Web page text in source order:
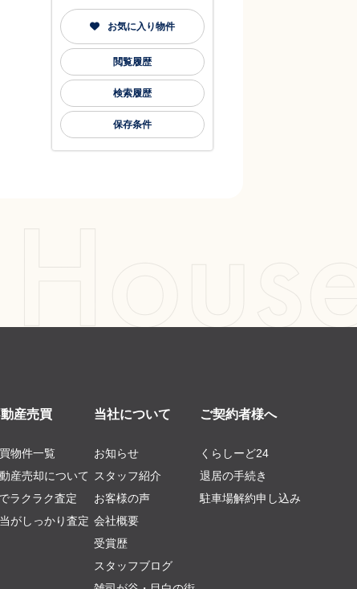
お気に入り物件
閲覧履歴
検索履歴
保存条件
産売買
物件一覧
産売却について
ラクラク査定
がしっかり査定
当社について
お知らせ
スタッフ紹介
お客様の声
会社概要
受賞歴
スタッフブログ
ご契約者様へ
くらしーど24
退居の手続き
駐車場解約申し込み